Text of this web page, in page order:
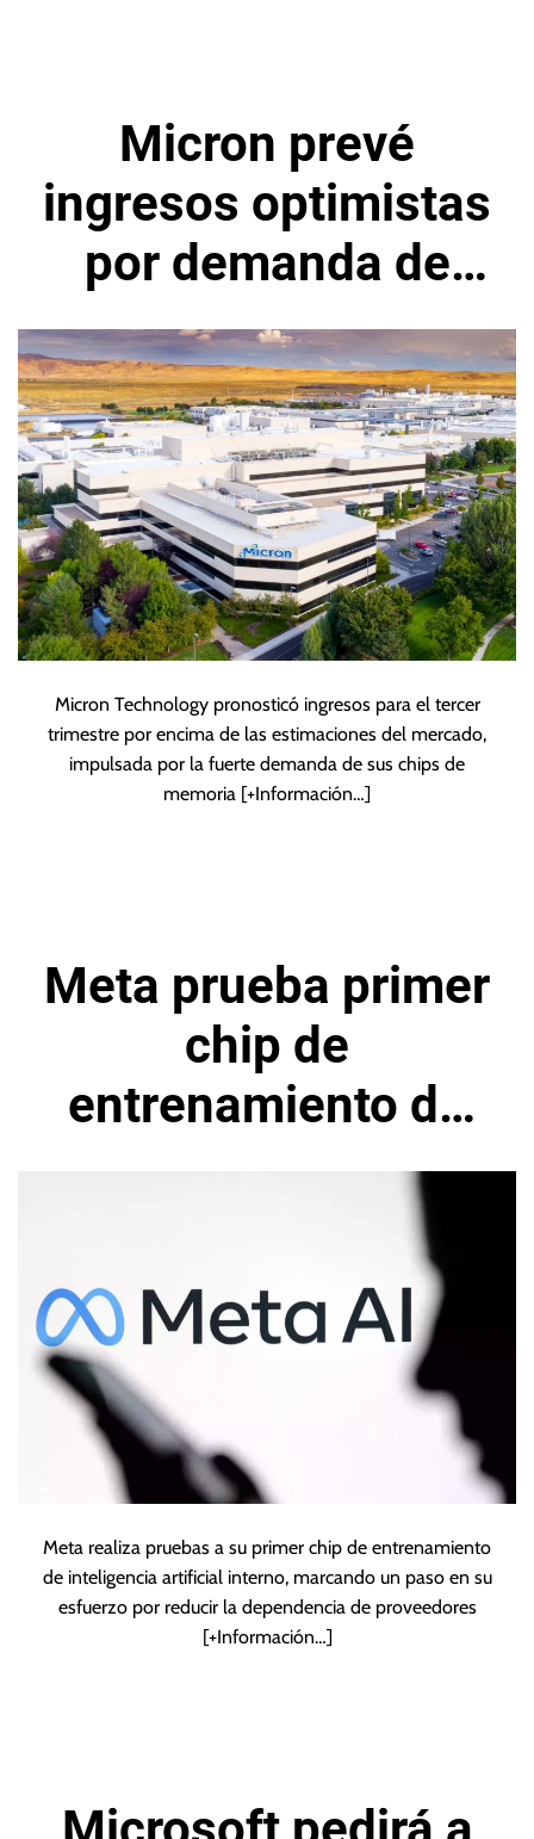
Micron prevé
ingresos optimistas
por demanda de
chips de IA
Micron Technology pronosticó ingresos para el tercer
trimestre por encima de las estimaciones del mercado,
impulsada por la fuerte demanda de sus chips de
memoria [+Información…]
Meta prueba primer
chip de
entrenamiento de
inteligencia
Meta realiza pruebas a su primer chip de entrenamiento
de inteligencia artificial interno, marcando un paso en su
esfuerzo por reducir la dependencia de proveedores
[+Información…]